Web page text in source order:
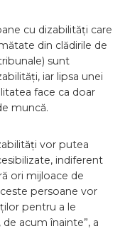
cu dizabilități care
din clădirile de
sunt
iar lipsa unei
face ca doar
muncă.
vor putea
indiferent
ori mijloace de
persoane vor
pentru a le
acum înainte”, a